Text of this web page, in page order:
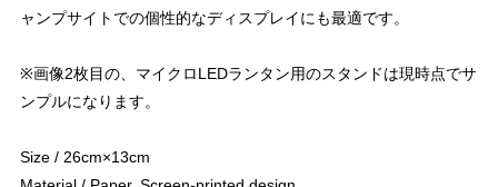
ャンプサイトでの個性的なディスプレイにも最適です。
※画像2枚目の、マイクロLEDランタン用のスタンドは現時点でサ
ンプルになります。
Size / 26cm×13cm